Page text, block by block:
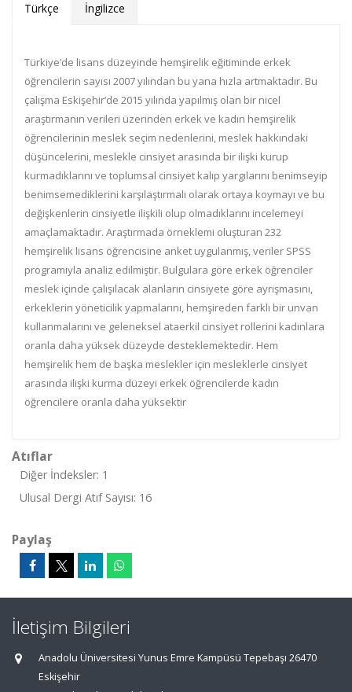
Türkçe İngilizce
Türkiye’de lisans düzeyinde hemşirelik eğitiminde erkek
öğrencilerin sayısı 2007 yılından bu yana hızla artmaktadır. Bu
çalışma Eskişehir’de 2015 yılında yapılmış olan bir nicel
araştırmanın verileri üzerinden erkek ve kadın hemşirelik
öğrencilerinin meslek seçim nedenlerini, meslek hakkındaki
düşüncelerini, meslekle cinsiyet arasında bir ilişki kurup
kurmadıklarını ve toplumsal cinsiyet kalıp yargılarını benimseyip
benimsemediklerini karşılaştırmalı olarak ortaya koymayı ve bu
değişkenlerin cinsiyetle ilişkili olup olmadıklarını incelemeyi
amaçlamaktadır. Araştırmada örneklemi oluşturan 232
hemşirelik lisans öğrencisine anket uygulanmış, veriler SPSS
programıyla analiz edilmiştir. Bulgulara göre erkek öğrenciler
meslek içinde çalışılacak alanların cinsiyete göre ayrışmasını,
erkeklerin yöneticilik yapmalarını, hemşireden farklı bir unvan
kullanmalarını ve geleneksel ataerkil cinsiyet rollerini kadınlara
oranla daha yüksek düzeyde desteklemektedir. Hem
hemşirelik hem de başka meslekler için mesleklerle cinsiyet
arasında ilişki kurma düzeyi erkek öğrencilerde kadın
öğrencilere oranla daha yüksektir
Atıflar
Diğer İndeksler: 1
Ulusal Dergi Atıf Sayısı: 16
Paylaş
İletişim Bilgileri
Anadolu Üniversitesi Yunus Emre Kampüsü Tepebaşı 26470
Eskişehir